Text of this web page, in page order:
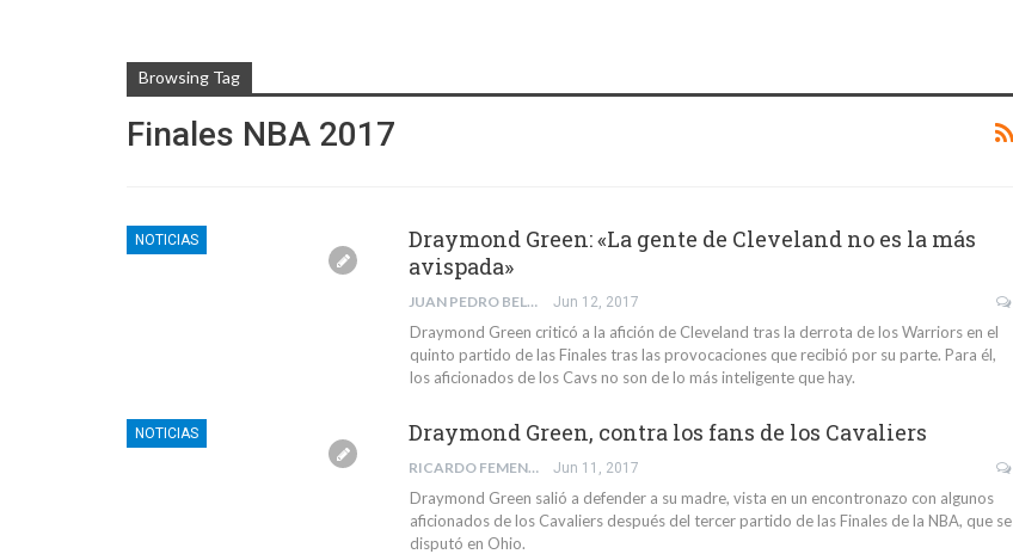
Browsing Tag
Finales NBA 2017
NOTICIAS
Draymond Green: «La gente de Cleveland no es la más
avispada»
JUAN PEDRO BELMONTE GARCÍA Jun 12, 2017
Draymond Green criticó a la afición de Cleveland tras la derrota de los Warriors en el
quinto partido de las Finales tras las provocaciones que recibió por su parte. Para él,
los aficionados de los Cavs no son de lo más inteligente que hay.
NOTICIAS Draymond Green, contra los fans de los Cavaliers
RICARDO FEMENÍA PLAZA Jun 11, 2017
Draymond Green salió a defender a su madre, vista en un encontronazo con algunos
aficionados de los Cavaliers después del tercer partido de las Finales de la NBA, que se
disputó en Ohio.